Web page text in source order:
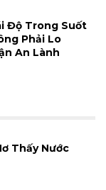
Độ Trong Suốt
Phải Lo
An Lành
Thấy Nước